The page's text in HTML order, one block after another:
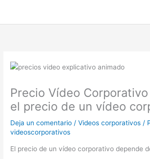
contenido
Precio Vídeo Corporativo
el precio de un vídeo
Deja un comentario /Videos corporativos /
videoscorporativos
El precio de un vídeo corporativo depende